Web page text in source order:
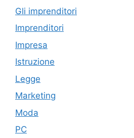
Gli imprenditori
Imprenditori
Impresa
Istruzione
Legge
Marketing
Moda
PC